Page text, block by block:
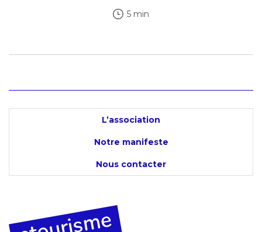
5 min
L’association
Notre manifeste
Nous contacter